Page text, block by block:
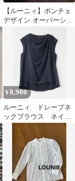
【ルーニィ】ポンチェ
デザイン オーバーシル
ー アイボリー
¥8,900
ルーニィ ドレープネ
ックブラウス ネイビ